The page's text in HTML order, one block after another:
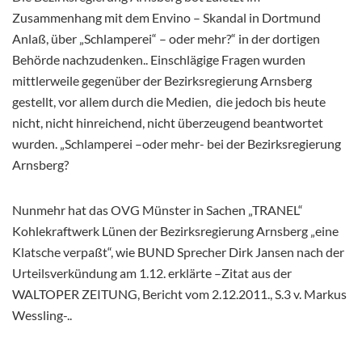
Zusammenhang mit dem Envino – Skandal in Dortmund
Anlaß, über „Schlamperei“ – oder mehr?“ in der dortigen
Behörde nachzudenken.. Einschlägige Fragen wurden
mittlerweile gegenüber der Bezirksregierung Arnsberg
gestellt, vor allem durch die Medien, die jedoch bis heute
nicht, nicht hinreichend, nicht überzeugend beantwortet
wurden. „Schlamperei –oder mehr- bei der Bezirksregierung
Arnsberg?
Nunmehr hat das OVG Münster in Sachen „TRANEL“
Kohlekraftwerk Lünen der Bezirksregierung Arnsberg „eine
Klatsche verpaßt“, wie BUND Sprecher Dirk Jansen nach der
Urteilsverkündung am 1.12. erklärte –Zitat aus der
WALTOPER ZEITUNG, Bericht vom 2.12.2011., S.3 v. Markus
Wessling-..